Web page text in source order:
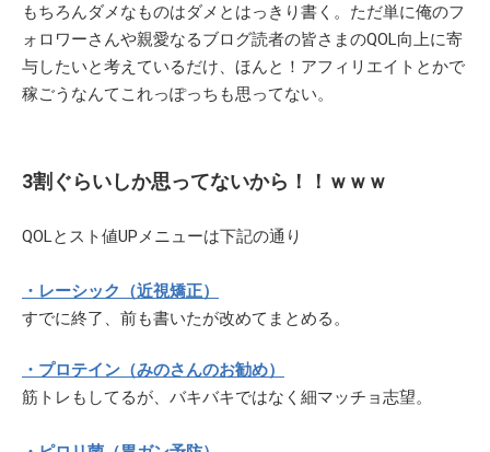
もちろんダメなものはダメとはっきり書く。ただ単に俺のフ
ォロワーさんや親愛なるブログ読者の皆さまのQOL向上に寄
与したいと考えているだけ、ほんと！アフィリエイトとかで
稼ごうなんてこれっぽっちも思ってない。
3割ぐらいしか思ってないから！！ｗｗｗ
QOLとスト値UPメニューは下記の通り
・レーシック（近視矯正）
すでに終了、前も書いたが改めてまとめる。
・プロテイン（みのさんのお勧め）
筋トレもしてるが、バキバキではなく細マッチョ志望。